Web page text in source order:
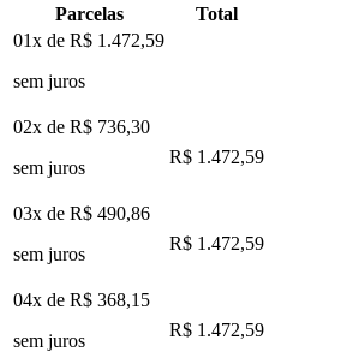
Parcelas
Total
01x de R$ 1.472,59
sem juros
02x de R$ 736,30
sem juros
R$ 1.472,59
03x de R$ 490,86
sem juros
R$ 1.472,59
04x de R$ 368,15
sem juros
R$ 1.472,59